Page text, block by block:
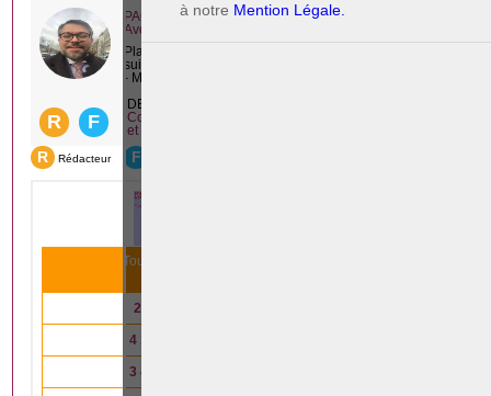
à notre Mention Légale.
R F
PAOLO CRISCENZO
Avocat pénaliste
Plaide dans les arrondissements judicaires
suivants : à BRUXELLES - NAMUR -LIEGE
- MONS - CHARLEROI
DERNIÈRE PUBLICATION
Code pénal - De l'homicide, des blessures
et coups justifiés
R Rédacteur F
Tous nos articles scientifiques ont été lus
2 791
4 147
3 485